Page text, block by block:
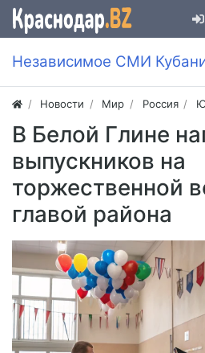
Независимое СМИ
Новости Мир Россия
В Белой Глине
выпускников на
торжественной
главой района